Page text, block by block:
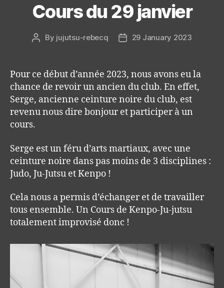
Cours du 29 janvier
Post
By jujutsu-rebecq
Post29 January 2023
Pour ce début d’année 2023, nous avons eu la
chance de revoir un ancien du club. En effet,
Serge, ancienne ceinture noire du club, est
revenu nous dire bonjour et participer à un
cours.
Serge est un féru d’arts martiaux, avec une
ceinture noire dans pas moins de 3 disciplines :
Judo, Ju-Jutsu et Kenpo !
Cela nous a permis d’échanger et de travailler
tous ensemble. Un Cours de Kenpo-Ju-jutsu
totalement improvisé donc !